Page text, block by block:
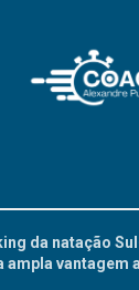
da natação
ampla vantagem